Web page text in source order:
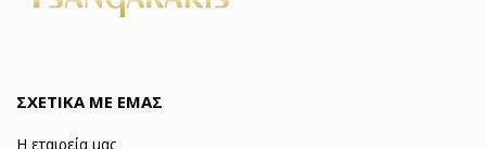
ΣΧΕΤΙΚΑ ΜΕ ΕΜΑΣ
Η εταιρεία μας